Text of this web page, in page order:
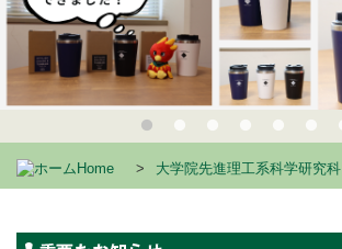
Home 大学院先進理工系科学研究科